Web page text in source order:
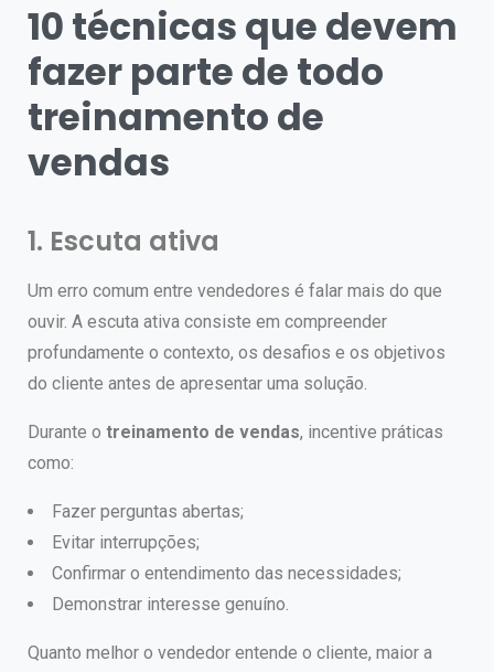
10 técnicas que devem
fazer parte de todo
treinamento de
vendas
1. Escuta ativa
Um erro comum entre vendedores é falar mais do que
ouvir. A escuta ativa consiste em compreender
profundamente o contexto, os desafios e os objetivos
do cliente antes de apresentar uma solução.
Durante o treinamento de vendas, incentive práticas
como:
Fazer perguntas abertas;
Evitar interrupções;
Confirmar o entendimento das necessidades;
Demonstrar interesse genuíno.
Quanto melhor o vendedor entende o cliente, maior a